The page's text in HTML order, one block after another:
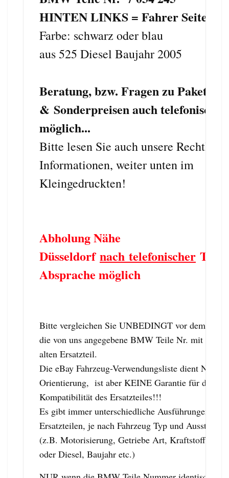
HINTEN LINKS = Fahrer Seite
Farbe: schwarz oder blau
aus 525 Diesel Baujahr 2005
Beratung, bzw. Fragen zu Paket-
& Sonderpreisen auch telefonisch
möglich...
Bitte lesen Sie auch unsere
Informationen, weiter unten im
Kleingedruckten!
Abholung Nähe
Düsseldorfnach telefonischer
Absprache möglich
Bitte vergleichen Sie UNBEDINGT vor dem Kauf
die von uns angegebene BMW Teile Nr. mit dem
alten Ersatzteil.
Die eBay Fahrzeug-Verwendungsliste dient NUR
Orientierung, ist aber KEINE Garantie für die
Kompatibilität des Ersatzteiles!!!
Es gibt immer unterschiedliche Ausführungen von
Ersatzteilen, je nach Fahrzeug Typ und
(z.B. Motorisierung, Getriebe Art, Kraftstoff:
oder Diesel, Baujahr etc.)